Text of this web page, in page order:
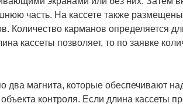
часть. На кассете также
Количество карманов определяется
кассеты позволяет, то по заявке
два магнита, которые обеспечивают
контроля. Если длина кассеты